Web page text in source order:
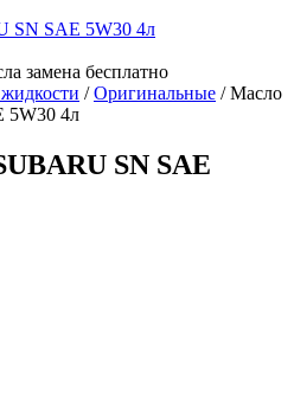
замена бесплатно
/Оригинальные /Масло
5W30 4л
SN SAE